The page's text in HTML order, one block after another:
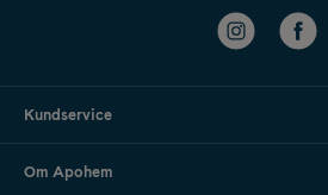
Kundservice
Om Apohem